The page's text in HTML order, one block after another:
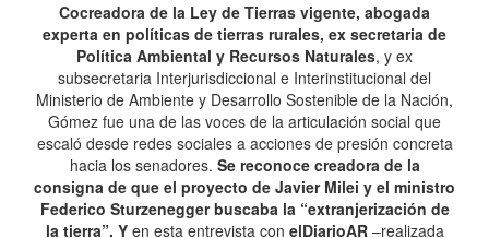
Cocreadora de la Ley de Tierras vigente, abogada
experta en políticas de tierras rurales, ex secretaria de
Política Ambiental y Recursos Naturales, y ex
subsecretaria Interjurisdiccional e Interinstitucional del
Ministerio de Ambiente y Desarrollo Sostenible de la Nación,
Gómez fue una de las voces de la articulación social que
escaló desde redes sociales a acciones de presión concreta
hacia los senadores. Se reconoce creadora de la
consigna de que el proyecto de Javier Milei y el ministro
Federico Sturzenegger buscaba la “extranjerización de
la tierra”. Y en esta entrevista con elDiarioAR–realizada